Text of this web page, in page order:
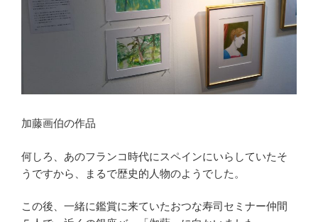
加藤画伯の作品
何しろ、あのフランコ時代にスペインにいらしていたそ
うですから、まるで歴史的人物のようでした。
この後、一緒に鑑賞に来ていたおつな寿司セミナー仲間